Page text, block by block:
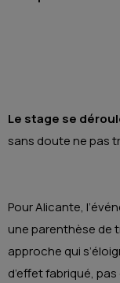
Le stage se
sans doute ne pas
Pour Alicante,
une parenthèse de
approche qui
d’effet fabriqué,